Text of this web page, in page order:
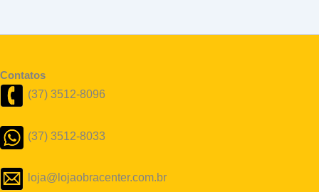
Contatos
(37) 3512-8096
(37) 3512-8033
loja@lojaobracenter.com.br